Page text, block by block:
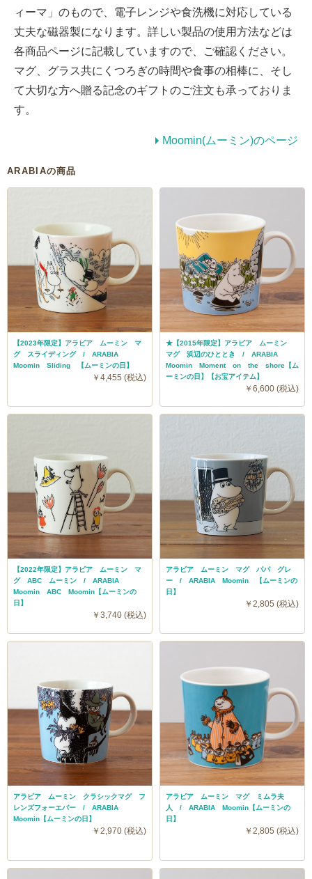
ィーマ」のもので、電子レンジや食洗機に対応している
丈夫な磁器製になります。詳しい製品の使用方法などは
各商品ページに記載していますので、ご確認ください。
マグ、グラス共にくつろぎの時間や食事の相棒に、そし
て大切な方へ贈る記念のギフトのご注文も承っておりま
す。
Moomin(ムーミン)のページ
ARABIAの商品
【2023年限定】アラビア ムーミン マ
グ スライディング / ARABIA
Moomin Sliding 【ムーミンの日】
￥4,455 (税込)
★【2015年限定】アラビア ムーミン
マグ 浜辺のひととき / ARABIA
Moomin Moment on the shore【ム
ーミンの日】【お宝アイテム】
￥6,600 (税込)
【2022年限定】アラビア ムーミン マ
グ ABC ムーミン / ARABIA
Moomin ABC Moomin【ムーミンの
日】
￥3,740 (税込)
アラビア ムーミン マグ パパ グレ
ー / ARABIA Moomin 【ムーミンの
日】
￥2,805 (税込)
アラビア ムーミン クラシックマグ フ
レンズフォーエバー / ARABIA
Moomin【ムーミンの日】
￥2,970 (税込)
アラビア ムーミン マグ ミムラ夫
人 / ARABIA Moomin【ムーミンの
日】
￥2,805 (税込)